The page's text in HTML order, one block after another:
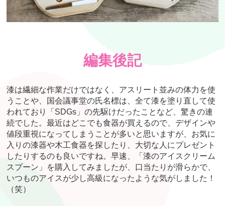
編集後記
漆は繊細な作業だけではなく、アスリート並みの体力を使
うことや、国会議事堂の氏名標は、全て漆を塗り直して使
われており「SDGs」の先駆けだったことなど、驚きの連
続でした。最近はどこでも食器が買えるので、デザインや
値段重視になってしまうことが多いと思いますが、お気に
入りの漆器や木工食器を探したり、大切な人にプレゼント
したりするのも良いですね。早速、「漆のアイスクリーム
スプーン」を購入してみましたが、口当たりが滑らかで、
いつものアイスが少し高級になったような気がしました！
（笑）